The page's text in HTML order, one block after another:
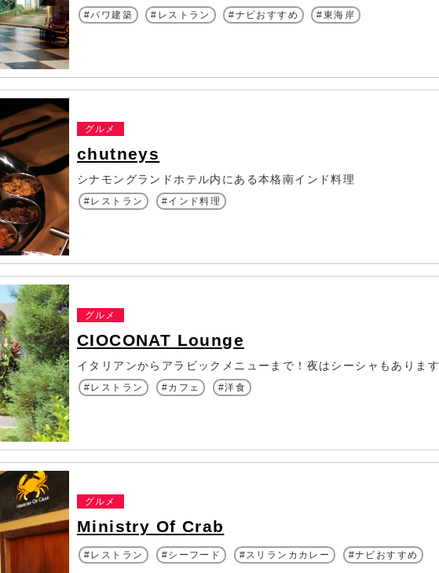
バワ建築 レストラン ナビおすすめ 東海岸
chutneys
グルメ
シナモングランドホテル内にある本格南インド料理
レストラン インド料理
CIOCONAT Lounge
グルメ
イタリアンからアラビックメニューまで！夜はシーシャもあります
レストラン カフェ 洋食
Ministry Of Crab
グルメ
レストラン シーフード スリランカカレー ナビおすすめ